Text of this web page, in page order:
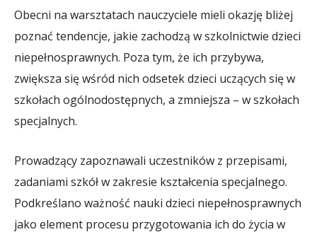
Obecni na warsztatach nauczyciele mieli okazję bliżej
poznać tendencje, jakie zachodzą w szkolnictwie dzieci
niepełnosprawnych. Poza tym, że ich przybywa,
zwiększa się wśród nich odsetek dzieci uczących się w
szkołach ogólnodostępnych, a zmniejsza – w szkołach
specjalnych.
Prowadzący zapoznawali uczestników z przepisami,
zadaniami szkół w zakresie kształcenia specjalnego.
Podkreślano ważność nauki dzieci niepełnosprawnych
jako element procesu przygotowania ich do życia w